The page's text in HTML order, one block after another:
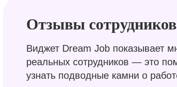
Отзывы сотрудников
Виджет Dream Job показывает
реальных сотрудников — это
узнать подводные камни о